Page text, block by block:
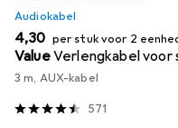
Audiokabel
EUR
4,30 per stuk voor 2
ValueVerlengkabel
3 m, AUX-kabel
571